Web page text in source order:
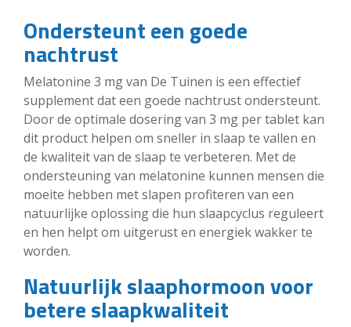
Ondersteunt een goede
nachtrust
Melatonine 3 mg van De Tuinen is een effectief
supplement dat een goede nachtrust ondersteunt.
Door de optimale dosering van 3 mg per tablet kan
dit product helpen om sneller in slaap te vallen en
de kwaliteit van de slaap te verbeteren. Met de
ondersteuning van melatonine kunnen mensen die
moeite hebben met slapen profiteren van een
natuurlijke oplossing die hun slaapcyclus reguleert
en hen helpt om uitgerust en energiek wakker te
worden.
Natuurlijk slaaphormoon voor
betere slaapkwaliteit